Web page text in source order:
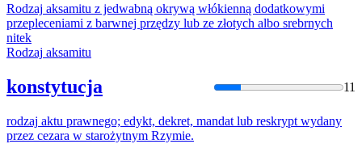
Rodzaj aksamitu z jedwabną okrywą włókienną dodatkowymi
przepleceniami z barwnej przędzy lub ze złotych albo srebrnych
nitek
Rodzaj aksamitu
konstytucja 11
rodzaj aktu prawnego; edykt, dekret, mandat lub reskrypt wydany
przez cezara w starożytnym Rzymie.